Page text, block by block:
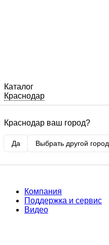
Каталог
Краснодар
Краснодар ваш город?
Да Выбрать другой город
Компания
Поддержка и сервис
Видео